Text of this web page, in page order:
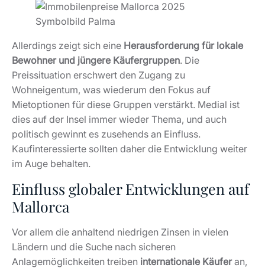
Allerdings zeigt sich eine Herausforderung für lokale
Bewohner und jüngere Käufergruppen. Die
Preissituation erschwert den Zugang zu
Wohneigentum, was wiederum den Fokus auf
Mietoptionen für diese Gruppen verstärkt. Medial ist
dies auf der Insel immer wieder Thema, und auch
politisch gewinnt es zusehends an Einfluss.
Kaufinteressierte sollten daher die Entwicklung weiter
im Auge behalten.
Einfluss globaler Entwicklungen auf
Mallorca
Vor allem die anhaltend niedrigen Zinsen in vielen
Ländern und die Suche nach sicheren
Anlagemöglichkeiten treiben internationale Käuferan,